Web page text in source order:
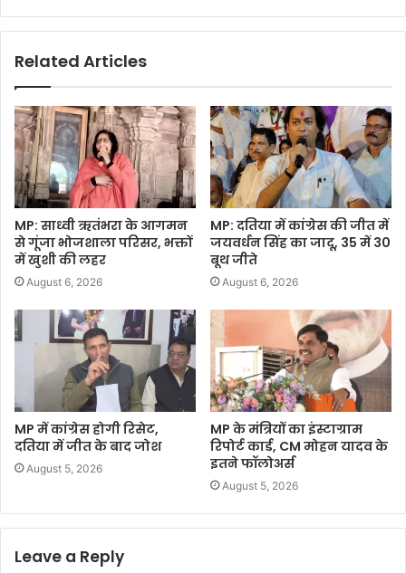
Related Articles
MP: साध्वी ऋतंभरा के आगमन
से गूंजा भोजशाला परिसर, भक्तों
में खुशी की लहर
August 6, 2026
MP: दतिया में कांग्रेस की जीत में
जयवर्धन सिंह का जादू, 35 में 30
बूथ जीते
August 6, 2026
MP में कांग्रेस होगी रिसेट,
दतिया में जीत के बाद जोश
August 5, 2026
MP के मंत्रियों का इंस्टाग्राम
रिपोर्ट कार्ड, CM मोहन यादव के
इतने फॉलोअर्स
August 5, 2026
Leave a Reply